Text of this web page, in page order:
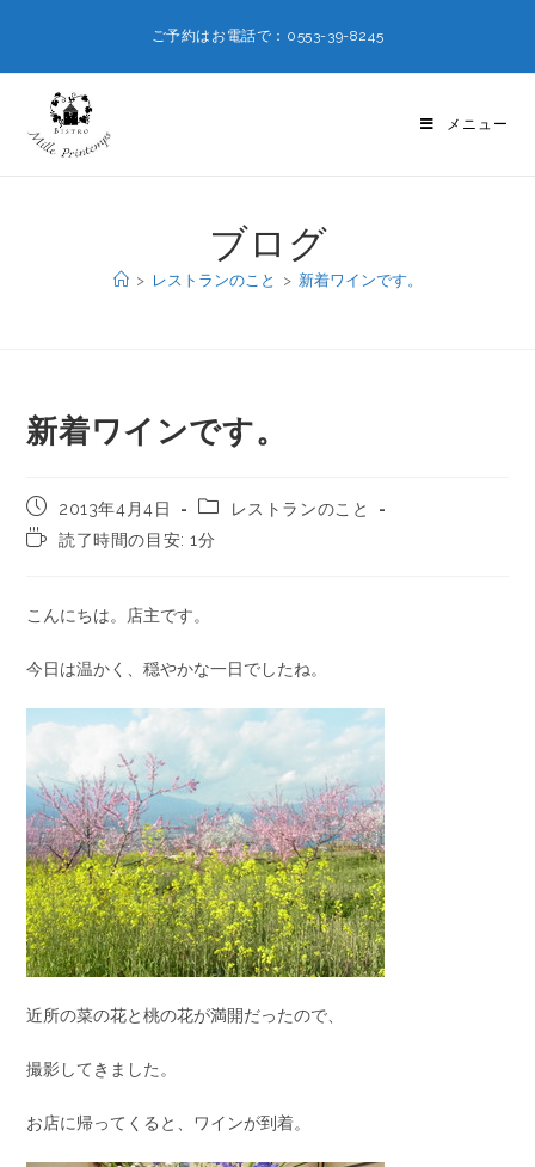
ご予約はお電話で：0553-39-8245
メニュー
ブログ
> レストランのこと > 新着ワインです。
新着ワインです。
2013年4月4日
レストランのこと
読了時間の目安: 1分
こんにちは。店主です。
今日は温かく、穏やかな一日でしたね。
近所の菜の花と桃の花が満開だったので、
撮影してきました。
お店に帰ってくると、ワインが到着。